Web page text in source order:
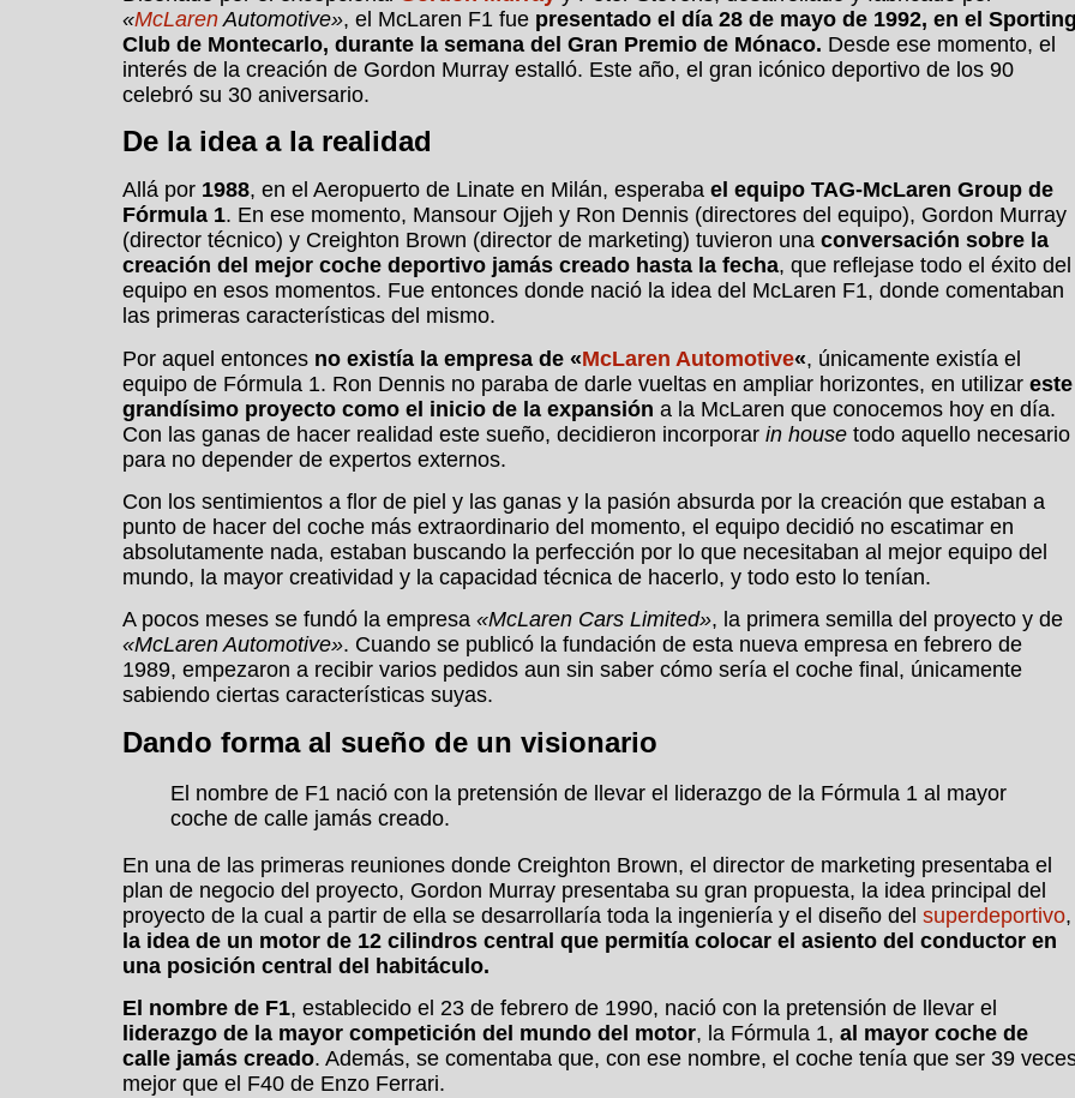
«McLaren Automotive», el McLaren F1 fue presentado el día 28 de mayo de 1992, en el
Club de Montecarlo, durante la semana del Gran Premio de Mónaco. Desde ese momento, el
interés de la creación de Gordon Murray estalló. Este año, el gran icónico deportivo de los 90
celebró su 30 aniversario.
De la idea a la realidad
Allá por 1988, en el Aeropuerto de Linate en Milán, esperaba el equipo TAG-McLaren Group de
Fórmula 1. En ese momento, Mansour Ojjeh y Ron Dennis (directores del equipo), Gordon Murray
(director técnico) y Creighton Brown (director de marketing) tuvieron una conversación sobre la
creación del mejor coche deportivo jamás creado hasta la fecha, que reflejase todo el éxito del
equipo en esos momentos. Fue entonces donde nació la idea del McLaren F1, donde comentaban
las primeras características del mismo.
Por aquel entonces no existía la empresa de «McLaren Automotive«, únicamente existía el
equipo de Fórmula 1. Ron Dennis no paraba de darle vueltas en ampliar horizontes, en utilizar este
grandísimo proyecto como el inicio de la expansión a la McLaren que conocemos hoy en día.
Con las ganas de hacer realidad este sueño, decidieron incorporar in house todo aquello necesario
para no depender de expertos externos.
Con los sentimientos a flor de piel y las ganas y la pasión absurda por la creación que estaban a
punto de hacer del coche más extraordinario del momento, el equipo decidió no escatimar en
absolutamente nada, estaban buscando la perfección por lo que necesitaban al mejor equipo del
mundo, la mayor creatividad y la capacidad técnica de hacerlo, y todo esto lo tenían.
A pocos meses se fundó la empresa «McLaren Cars Limited», la primera semilla del proyecto y de
«McLaren Automotive». Cuando se publicó la fundación de esta nueva empresa en febrero de
1989, empezaron a recibir varios pedidos aun sin saber cómo sería el coche final, únicamente
sabiendo ciertas características suyas.
Dando forma al sueño de un visionario
El nombre de F1 nació con la pretensión de llevar el liderazgo de la Fórmula 1 al mayor
coche de calle jamás creado.
En una de las primeras reuniones donde Creighton Brown, el director de marketing presentaba el
plan de negocio del proyecto, Gordon Murray presentaba su gran propuesta, la idea principal del
proyecto de la cual a partir de ella se desarrollaría toda la ingeniería y el diseño del superdeportivo,
la idea de un motor de 12 cilindros central que permitía colocar el asiento del conductor en
una posición central del habitáculo.
El nombre de F1, establecido el 23 de febrero de 1990, nació con la pretensión de llevar el
liderazgo de la mayor competición del mundo del motor, la Fórmula 1, al mayor coche de
calle jamás creado. Además, se comentaba que, con ese nombre, el coche tenía que ser 39
mejor que el F40 de Enzo Ferrari.